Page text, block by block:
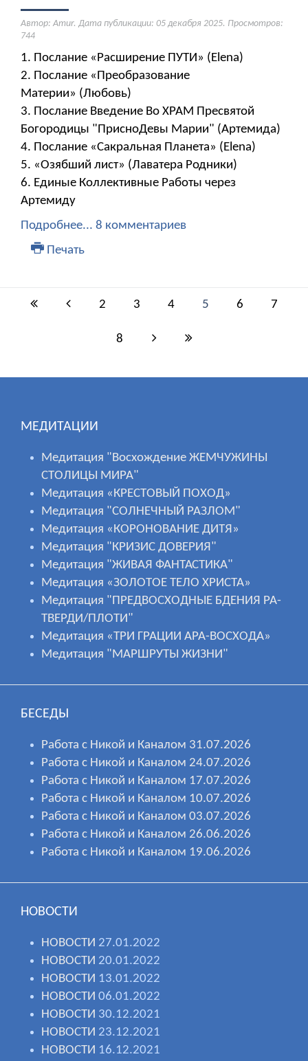
Автор: Amur. Дата публикации: 05 декабря 2025. Просмотров:
744
1. Послание «Расширение ПУТИ» (Elena)
2. Послание «Преобразование
Материи» (Любовь)
3. Послание Введение Во ХРАМ Пресвятой
Богородицы "ПрисноДевы Марии" (Артемида)
4. Послание «Сакральная Планета» (Elena)
5. «Озябший лист» (Лаватера Родники)
6. Единые Коллективные Работы через
Артемиду
Подробнее... 8 комментариев
Печать
2 3 4 5 6 7
8
МЕДИТАЦИИ
Медитация "Восхождение ЖЕМЧУЖИНЫ
СТОЛИЦЫ МИРА"
Медитация «КРЕСТОВЫЙ ПОХОД»
Медитация "СОЛНЕЧНЫЙ РАЗЛОМ"
Медитация «КОРОНОВАНИЕ ДИТЯ»
Медитация "КРИЗИС ДОВЕРИЯ"
Медитация "ЖИВАЯ ФАНТАСТИКА"
Медитация «ЗОЛОТОЕ ТЕЛО ХРИСТА»
Медитация "ПРЕДВОСХОДНЫЕ БДЕНИЯ РА-
ТВЕРДИ/ПЛОТИ"
Медитация «ТРИ ГРАЦИИ АРА-ВОСХОДА»
Медитация "МАРШРУТЫ ЖИЗНИ"
БЕСЕДЫ
Работа с Никой и Каналом 31.07.2026
Работа с Никой и Каналом 24.07.2026
Работа с Никой и Каналом 17.07.2026
Работа с Никой и Каналом 10.07.2026
Работа с Никой и Каналом 03.07.2026
Работа с Никой и Каналом 26.06.2026
Работа с Никой и Каналом 19.06.2026
НОВОСТИ
НОВОСТИ 27.01.2022
НОВОСТИ 20.01.2022
НОВОСТИ 13.01.2022
НОВОСТИ 06.01.2022
НОВОСТИ 30.12.2021
НОВОСТИ 23.12.2021
НОВОСТИ 16.12.2021